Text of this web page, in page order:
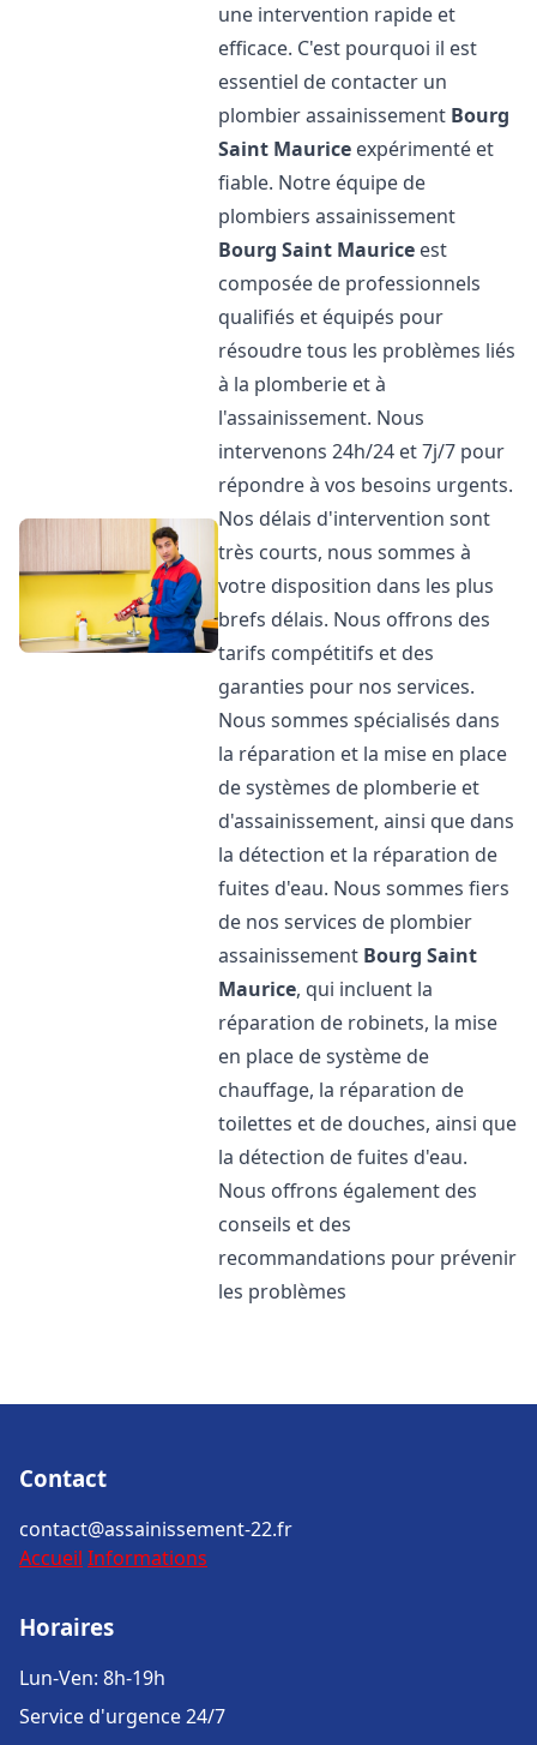
une intervention rapide et
efficace. C'est pourquoi il est
essentiel de contacter un
plombier assainissement Bourg
Saint Maurice expérimenté et
fiable. Notre équipe de
plombiers assainissement
Bourg Saint Maurice est
composée de professionnels
qualifiés et équipés pour
résoudre tous les problèmes liés
à la plomberie et à
l'assainissement. Nous
intervenons 24h/24 et 7j/7 pour
répondre à vos besoins urgents.
Nos délais d'intervention sont
très courts, nous sommes à
votre disposition dans les plus
brefs délais. Nous offrons des
tarifs compétitifs et des
garanties pour nos services.
Nous sommes spécialisés dans
la réparation et la mise en place
de systèmes de plomberie et
d'assainissement, ainsi que dans
la détection et la réparation de
fuites d'eau. Nous sommes fiers
de nos services de plombier
assainissement Bourg Saint
Maurice, qui incluent la
réparation de robinets, la mise
en place de système de
chauffage, la réparation de
toilettes et de douches, ainsi que
la détection de fuites d'eau.
Nous offrons également des
conseils et des
recommandations pour prévenir
les problèmes
Contact
contact@assainissement-22.fr
Accueil Informations
Horaires
Lun-Ven: 8h-19h
Service d'urgence 24/7